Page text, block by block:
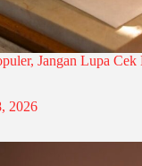
Jangan Lupa Cek
2026